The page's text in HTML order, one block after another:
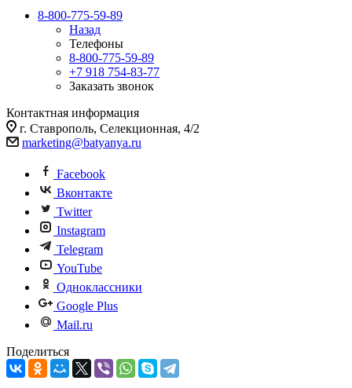
8-800-775-59-89
Назад
Телефоны
8-800-775-59-89
+7 918 754-83-77
Заказать звонок
Контактная информация
г. Ставрополь, Селекционная, 4/2
marketing@batyanya.ru
Facebook
Вконтакте
Twitter
Instagram
Telegram
YouTube
Одноклассники
Google Plus
Mail.ru
Поделиться